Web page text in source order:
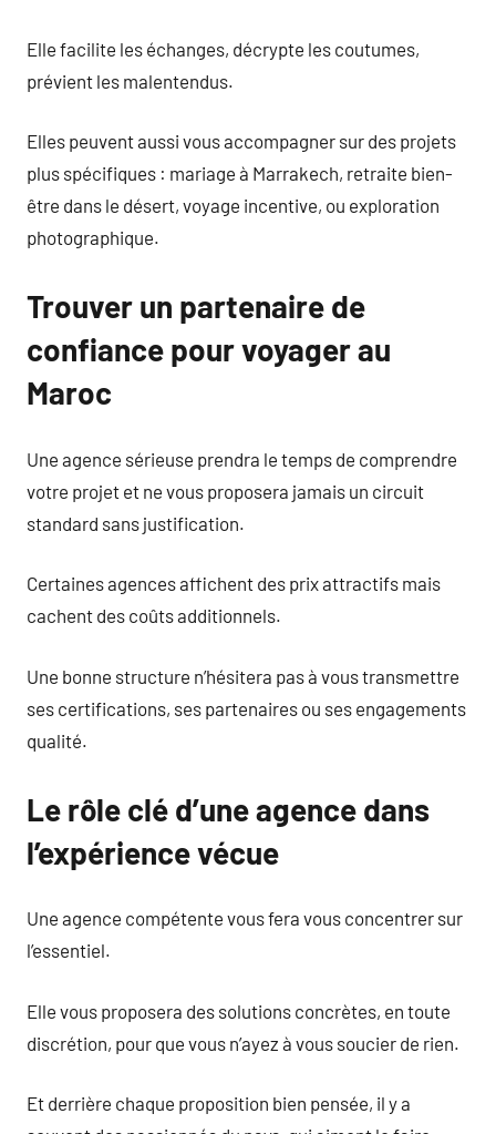
Elle facilite les échanges, décrypte les coutumes,
prévient les malentendus.
Elles peuvent aussi vous accompagner sur des projets
plus spécifiques : mariage à Marrakech, retraite bien-
être dans le désert, voyage incentive, ou exploration
photographique.
Trouver un partenaire de
confiance pour voyager au
Maroc
Une agence sérieuse prendra le temps de comprendre
votre projet et ne vous proposera jamais un circuit
standard sans justification.
Certaines agences affichent des prix attractifs mais
cachent des coûts additionnels.
Une bonne structure n’hésitera pas à vous transmettre
ses certifications, ses partenaires ou ses engagements
qualité.
Le rôle clé d’une agence dans
l’expérience vécue
Une agence compétente vous fera vous concentrer sur
l’essentiel.
Elle vous proposera des solutions concrètes, en toute
discrétion, pour que vous n’ayez à vous soucier de rien.
Et derrière chaque proposition bien pensée, il y a